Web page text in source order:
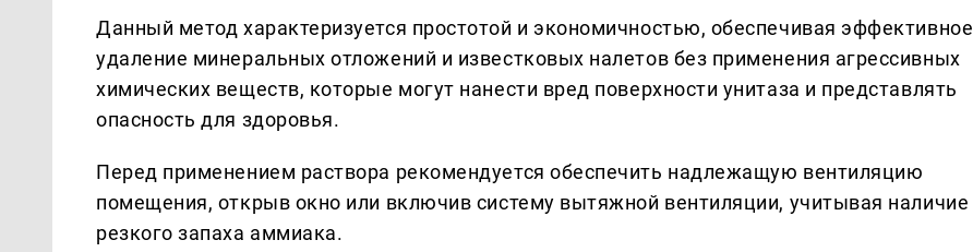
Данный метод характеризуется простотой и экономичностью, обеспечивая эффективное
удаление минеральных отложений и известковых налетов без применения агрессивных
химических веществ, которые могут нанести вред поверхности унитаза и представлять
опасность для здоровья.
Перед применением раствора рекомендуется обеспечить надлежащую вентиляцию
помещения, открыв окно или включив систему вытяжной вентиляции, учитывая наличие
резкого запаха аммиака.